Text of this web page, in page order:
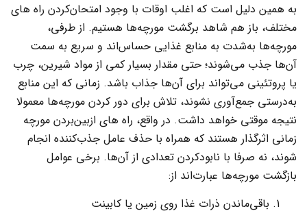
به همین دلیل است که اغلب اوقات با وجود امتحان‌کردن راه های
مختلف، باز هم شاهد برگشت مورچه‌ها هستیم. از طرفی،
مورچه‌ها به‌شدت به منابع غذایی حساس‌اند و سریع به سمت
آن‌ها جذب می‌شوند؛ حتی مقدار بسیار کمی از مواد شیرین، چرب
یا پروتئینی می‌تواند برای آن‌ها جذاب باشد. زمانی که این منابع
به‌درستی جمع‌آوری نشوند، تلاش برای دور کردن مورچه‌ها معمولا
نتیجه موقتی خواهد داشت. در واقع، راه های ازبین‌بردن مورچه
زمانی اثرگذار هستند که همراه با حذف عامل جذب‌کننده انجام
شوند، نه صرفا با نابودکردن تعدادی از آن‌ها. برخی عوامل
بازگشت مورچه‌ها عبارت‌اند از:
باقی‌ماندن ذرات غذا روی زمین یا کابینت